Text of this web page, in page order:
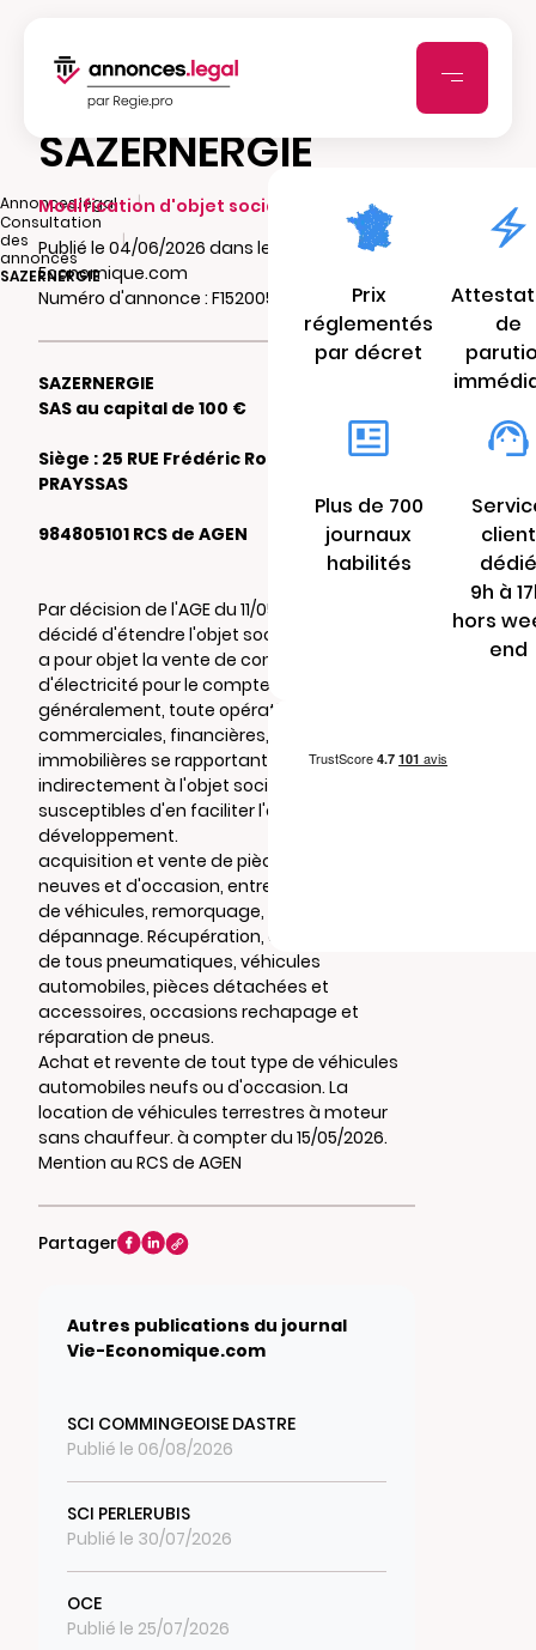
Annonces.legal
|
Consultation
des
annonces
|
SAZERNERGIE
SAZERNERGIE
Modification d'objet social
Publié le 04/06/2026 dans le journal Vie-
Economique.com
Numéro d'annonce : F15200596t6jj
SAZERNERGIE
SAS au capital de 100 €
Siège : 25 RUE Frédéric Roumanes 47360
PRAYSSAS
984805101 RCS de AGEN
Par décision de l'AGE du 11/05/2026, il a été
décidé d'étendre l'objet social à: La société
a pour objet la vente de contrat de gaz et
d'électricité pour le compte d'Engie. Plus
généralement, toute opérations
commerciales, financières, mobilières ou
immobilières se rapportant directement ou
indirectement à l'objet social ou
susceptibles d'en faciliter l'extension ou le
développement.
acquisition et vente de pièces détachées
neuves et d'occasion, entretien réparation
de véhicules, remorquage, gardiennage et
dépannage. Récupération, achat et vente
de tous pneumatiques, véhicules
automobiles, pièces détachées et
accessoires, occasions rechapage et
réparation de pneus.
Achat et revente de tout type de véhicules
automobiles neufs ou d'occasion. La
location de véhicules terrestres à moteur
sans chauffeur. à compter du 15/05/2026.
Mention au RCS de AGEN
Partager
Autres publications du journal
Vie-Economique.com
SCI COMMINGEOISE DASTRE
Publié le 06/08/2026
SCI PERLERUBIS
Publié le 30/07/2026
OCE
Publié le 25/07/2026
Prix
réglementés
par décret
de
Plus de 700
journaux
habilités
client
dédié
9h à
hors
end